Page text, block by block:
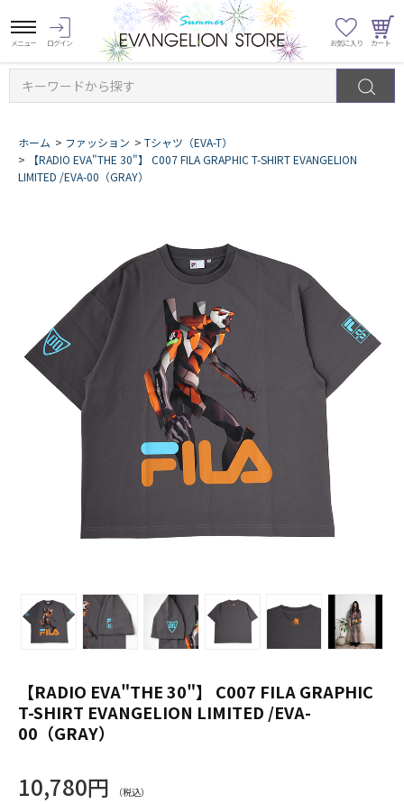
キーワードから探す
ホーム > ファッション > Tシャツ（EVA-T）
>
【RADIO EVA"THE 30"】 C007 FILA GRAPHIC T-SHIRT EVANGELION
LIMITED /EVA-00（GRAY）
【RADIO EVA"THE 30"】 C007 FILA GRAPHIC
T-SHIRT EVANGELION LIMITED /EVA-
00（GRAY）
10,780円